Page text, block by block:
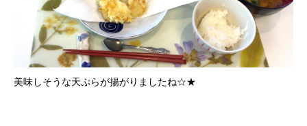
美味しそうな天ぷらが揚がりましたね☆★